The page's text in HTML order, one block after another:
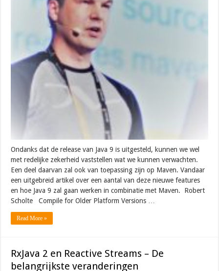
Ondanks dat de release van Java 9 is uitgesteld, kunnen we wel
met redelijke zekerheid vaststellen wat we kunnen verwachten.
Een deel daarvan zal ook van toepassing zijn op Maven. Vandaar
een uitgebreid artikel over een aantal van deze nieuwe features
en hoe Java 9 zal gaan werken in combinatie met Maven. Robert
Scholte Compile for Older Platform Versions …
Read More »
RxJava 2 en Reactive Streams – De
belangrijkste veranderingen